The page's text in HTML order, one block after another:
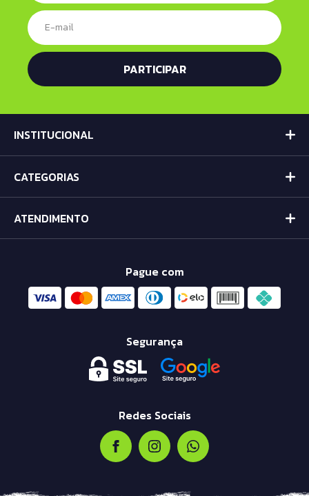
INSTITUCIONAL
CATEGORIAS
ATENDIMENTO
Pague com
Segurança
Redes Sociais